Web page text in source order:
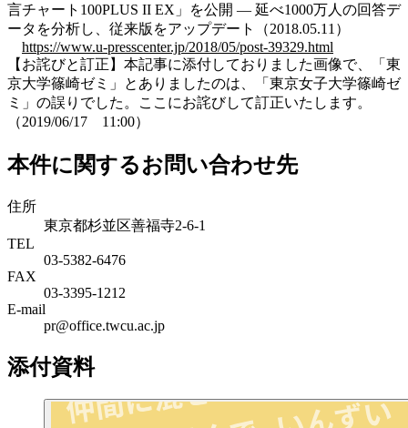
言チャート100PLUS II EX」を公開 — 延べ1000万人の回答デ
ータを分析し、従来版をアップデート（2018.05.11）
https://www.u-presscenter.jp/2018/05/post-39329.html
【お詫びと訂正】本記事に添付しておりました画像で、「東
京大学篠崎ゼミ」とありましたのは、「東京女子大学篠崎ゼ
ミ」の誤りでした。ここにお詫びして訂正いたします。
（2019/06/17 11:00）
本件に関するお問い合わせ先
住所
東京都杉並区善福寺2-6-1
TEL
03-5382-6476
FAX
03-3395-1212
E-mail
pr@office.twcu.ac.jp
添付資料